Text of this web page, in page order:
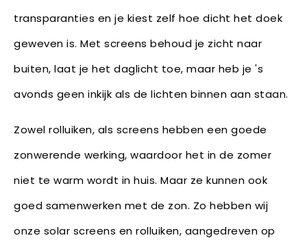
transparanties en je kiest zelf hoe dicht het doek
geweven is. Met screens behoud je zicht naar
buiten, laat je het daglicht toe, maar heb je 's
avonds geen inkijk als de lichten binnen aan staan.
Zowel rolluiken, als screens hebben een goede
zonwerende werking, waardoor het in de zomer
niet te warm wordt in huis. Maar ze kunnen ook
goed samenwerken met de zon. Zo hebben wij
onze solar screens en rolluiken, aangedreven op